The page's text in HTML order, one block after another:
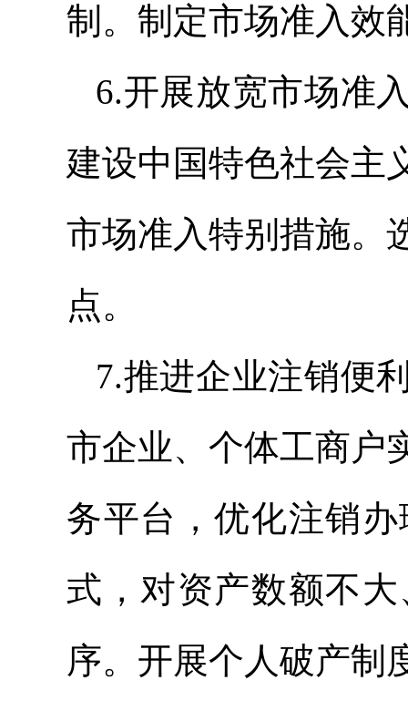
制。制定市场准入效
6.开展放宽市场准
建设中国特色社会主
市场准入特别措施。
点。
7.推进企业注销便
市企业、个体工商户
务平台，优化注销
式，对资产数额不
序。开展个人破产制